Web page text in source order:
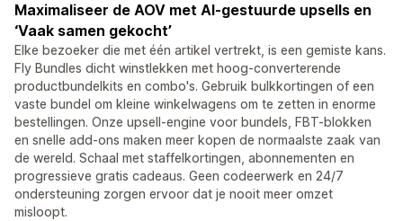
Maximaliseer de AOV met AI-gestuurde upsells en
‘Vaak samen gekocht’
Elke bezoeker die met één artikel vertrekt, is een gemiste kans.
Fly Bundles dicht winstlekken met hoog-converterende
productbundelkits en combo's. Gebruik bulkkortingen of een
vaste bundel om kleine winkelwagens om te zetten in enorme
bestellingen. Onze upsell-engine voor bundels, FBT-blokken
en snelle add-ons maken meer kopen de normaalste zaak van
de wereld. Schaal met staffelkortingen, abonnementen en
progressieve gratis cadeaus. Geen codeerwerk en 24/7
ondersteuning zorgen ervoor dat je nooit meer omzet
misloopt.